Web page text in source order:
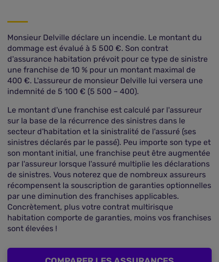
Monsieur Delville déclare un incendie. Le montant du
dommage est évalué à 5 500 €. Son contrat
d'assurance habitation prévoit pour ce type de sinistre
une franchise de 10 % pour un montant maximal de
400 €. L'assureur de monsieur Delville lui versera une
indemnité de 5 100 € (5 500 – 400).
Le montant d'une franchise est calculé par l'assureur
sur la base de la récurrence des sinistres dans le
secteur d'habitation et la sinistralité de l'assuré (ses
sinistres déclarés par le passé). Peu importe son type et
son montant initial, une franchise peut être augmentée
par l'assureur lorsque l'assuré multiplie les déclarations
de sinistres. Vous noterez que de nombreux assureurs
récompensent la souscription de garanties optionnelles
par une diminution des franchises applicables.
Concrètement, plus votre contrat multirisque
habitation comporte de garanties, moins vos franchises
sont élevées !